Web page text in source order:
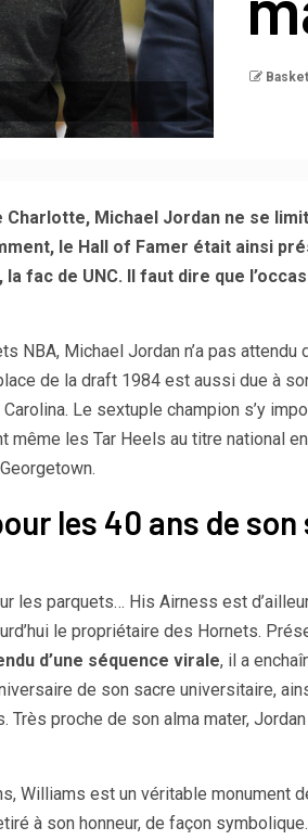
Michael Jordan ne se
le Hall of Famer était ainsi
fac de UNC. Il faut dire que
NBA, Michael Jordan n’a pas attendu
de la draft 1984 est aussi due à
Le sextuple champion s’y
même les Tar Heels au titre national
les 40 ans de son
les parquets… His Airness est
le propriétaire des Hornets.
d’une séquence virale, il a
de son sacre universitaire,
Très proche de son alma mater,
Williams est un véritable monument
à son honneur, de façon